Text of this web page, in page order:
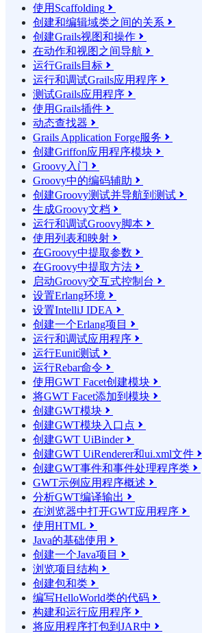
使用Scaffolding 
创建和编辑域类之间的关系 
创建Grails视图和操作 
在动作和视图之间导航 
运行Grails目标 
运行和调试Grails应用程序 
测试Grails应用程序 
使用Grails插件 
动态查找器 
Grails Application Forge服务 
创建Griffon应用程序模块 
Groovy入门 
Groovy中的编码辅助 
创建Groovy测试并导航到测试 
生成Groovy文档 
运行和调试Groovy脚本 
使用列表和映射 
在Groovy中提取参数 
在Groovy中提取方法 
启动Groovy交互式控制台 
设置Erlang环境 
设置IntelliJ IDEA 
创建一个Erlang项目 
运行和调试应用程序 
运行Eunit测试 
运行Rebar命令 
使用GWT Facet创建模块 
将GWT Facet添加到模块 
创建GWT模块 
创建GWT模块入口点 
创建GWT UiBinder
创建GWT UiRenderer和ui.xml文件 
创建GWT事件和事件处理程序类 
GWT示例应用程序概述 
分析GWT编译输出 
在浏览器中打开GWT应用程序 
使用HTML 
Java的基础使用 
创建一个Java项目 
浏览项目结构 
创建包和类 
编写HelloWorld类的代码 
构建和运行应用程序 
将应用程序打包到JAR中 